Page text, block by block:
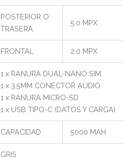
POSTERIOR O
TRASERA
5.0 MPX
FRONTAL 2.0 MPX
1 x RANURA DUAL-NANO SIM
1 x 3.5MM CONECTOR AUDIO
1 x RANURA MICRO-SD
1 x USB TIPO-C (DATOS Y CARGA)
CAPACIDAD 5000 MAH
GRIS